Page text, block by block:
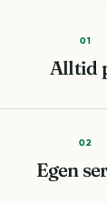
01
Alltid
02
Egen